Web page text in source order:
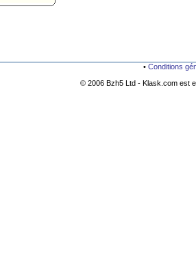
• Conditions
© 2006 Bzh5 Ltd - Klask.com est